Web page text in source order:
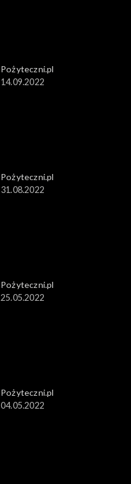
Pożyteczni.pl
14.09.2022
Pożyteczni.pl
31.08.2022
Pożyteczni.pl
25.05.2022
Pożyteczni.pl
04.05.2022